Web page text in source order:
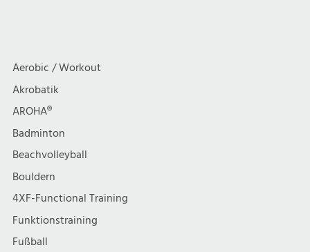
Aerobic / Workout
Akrobatik
AROHA®
Badminton
Beachvolleyball
Bouldern
4XF-Functional Training
Funktionstraining
Fußball